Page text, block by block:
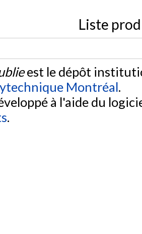
Liste
est le dépôt
Montréal.
à l'aide du
.